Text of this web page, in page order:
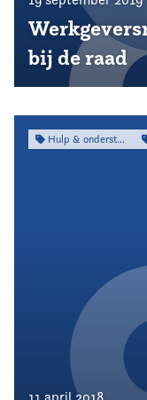
bij de raad
Hulp & ondersteuning